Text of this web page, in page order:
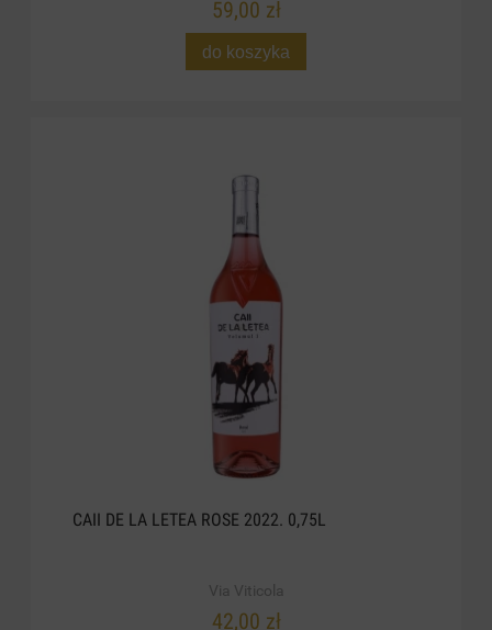
59,00 zł
do koszyka
CAII DE LA LETEA ROSE 2022. 0,75L
Via Viticola
42,00 zł